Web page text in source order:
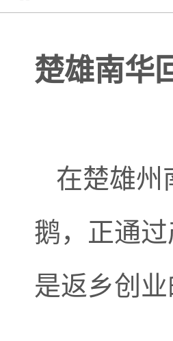
楚雄南华
在楚雄州
鹅，正通
是返乡创